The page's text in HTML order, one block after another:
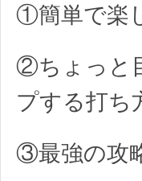
①簡単で楽
②ちょっと
プする打ち
③最強の攻